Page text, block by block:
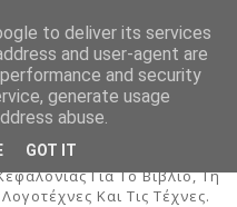
Για Το Βιβλίο, Τη
Και Τις Τέχνες.
to deliver its services
and user-agent are
and security
generate usage
abuse.
GOT IT